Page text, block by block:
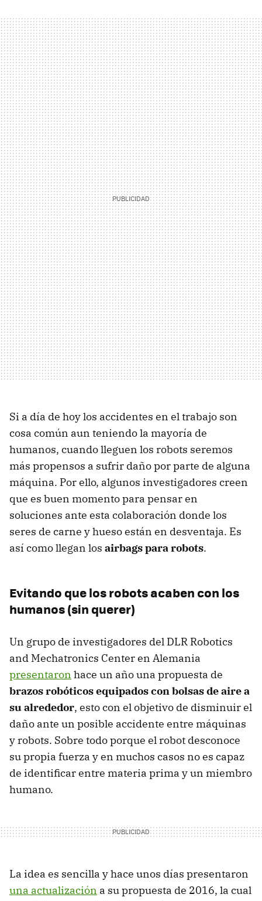
Si a día de hoy los accidentes en el trabajo son
cosa común aun teniendo la mayoría de
humanos, cuando lleguen los robots seremos
más propensos a sufrir daño por parte de alguna
máquina. Por ello, algunos investigadores creen
que es buen momento para pensar en
soluciones ante esta colaboración donde los
seres de carne y hueso están en desventaja. Es
así como llegan los airbags para robots.
Evitando que los robots acaben con los
humanos (sin querer)
Un grupo de investigadores del DLR Robotics
and Mechatronics Center en Alemania
presentaron hace un año una propuesta de
brazos robóticos equipados con bolsas de aire a
su alrededor, esto con el objetivo de disminuir el
daño ante un posible accidente entre máquinas
y robots. Sobre todo porque el robot desconoce
su propia fuerza y en muchos casos no es capaz
de identificar entre materia prima y un miembro
humano.
La idea es sencilla y hace unos días presentaron
una actualización a su propuesta de 2016, la cual